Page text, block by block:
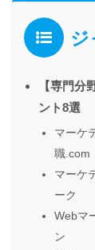
ジ
【専門分
ント8選
マーケ
職.com
マーケ
ーク
Webマ
ン